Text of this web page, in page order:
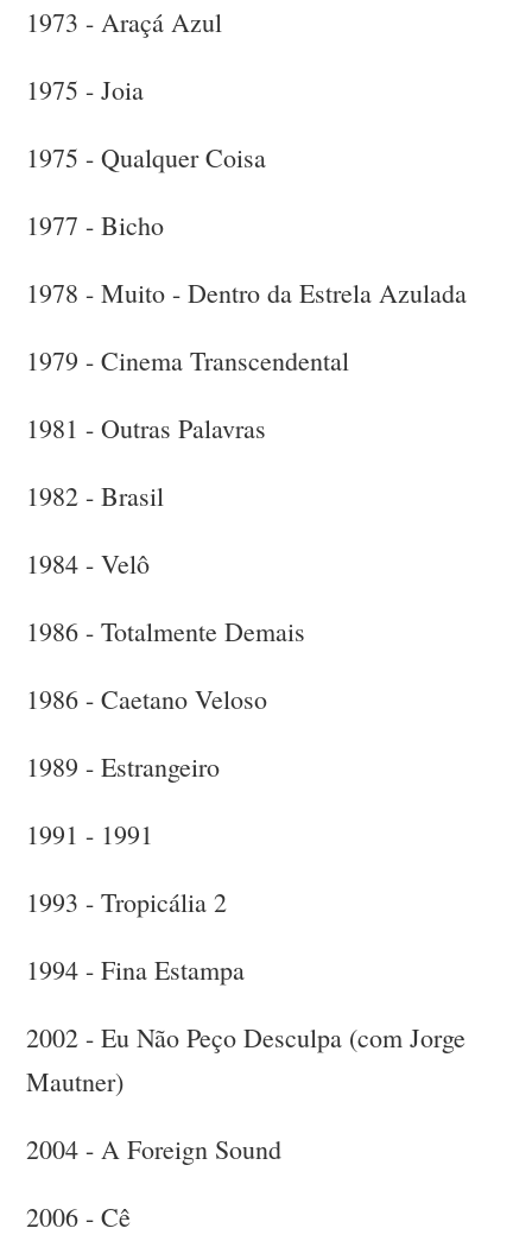
1973 - Araçá Azul
1975 - Joia
1975 - Qualquer Coisa
1977 - Bicho
1978 - Muito - Dentro da Estrela Azulada
1979 - Cinema Transcendental
1981 - Outras Palavras
1982 - Brasil
1984 - Velô
1986 - Totalmente Demais
1986 - Caetano Veloso
1989 - Estrangeiro
1991 - 1991
1993 - Tropicália 2
1994 - Fina Estampa
2002 - Eu Não Peço Desculpa (com Jorge
Mautner)
2004 - A Foreign Sound
2006 - Cê